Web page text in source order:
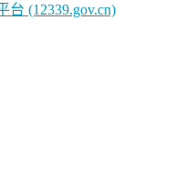
(12339.gov.cn)